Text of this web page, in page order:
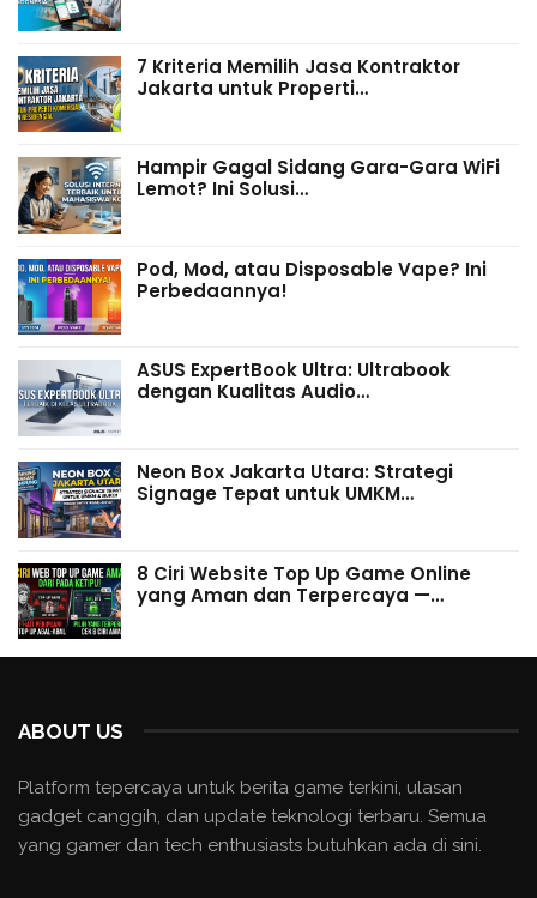
7 Kriteria Memilih Jasa Kontraktor
Jakarta untuk Properti…
Hampir Gagal Sidang Gara-Gara WiFi
Lemot? Ini Solusi…
Pod, Mod, atau Disposable Vape? Ini
Perbedaannya!
ASUS ExpertBook Ultra: Ultrabook
dengan Kualitas Audio…
Neon Box Jakarta Utara: Strategi
Signage Tepat untuk UMKM…
8 Ciri Website Top Up Game Online
yang Aman dan Terpercaya —…
ABOUT US
Platform tepercaya untuk berita game terkini, ulasan
gadget canggih, dan update teknologi terbaru. Semua
yang gamer dan tech enthusiasts butuhkan ada di sini.